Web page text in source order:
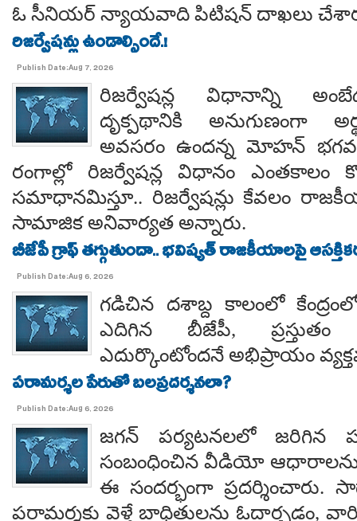
ఓ సీనియర్ న్యాయవాది పిటిషన్ దాఖలు
రిజర్వేషన్లు ఉండాల్సిందే.!
Publish Date:Aug 7, 2026
రిజర్వేషన్ల విధానాన్ని
దృక్పథానికి అనుగుణంగా
అవసరం ఉందన్న మోహన్
రంగాల్లో రిజర్వేషన్ల విధానం ఎంతకాలం
సమాధానమిస్తూ.. రిజర్వేషన్లు కేవలం
సామాజిక అనివార్యత అన్నారు.
బీజేపీ గ్రాఫ్ తగ్గుతుందా.. భవిష్యత్ రాజకీయాలపై
Publish Date:Aug 6, 2026
గడిచిన దశాబ్ద కాలంలో
ఎదిగిన బీజేపీ, ప్రస్తుతం
ఎదుర్కొంటోందనే అభిప్రాయం
పరామర్శల పేరుతో బలప్రదర్శనలా?
Publish Date:Aug 6, 2026
జగన్ పర్యటనలలో జరిగిన
సంబంధించిన వీడియో
ఈ సందర్భంగా
పరామర్శకు వెళ్తే బాధితులను ఓదార్చడం,